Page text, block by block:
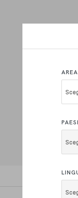
AREA